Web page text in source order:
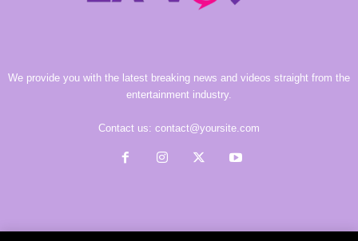
We provide you with the latest breaking news and videos straight from the
entertainment industry.
Contact us: contact@yoursite.com